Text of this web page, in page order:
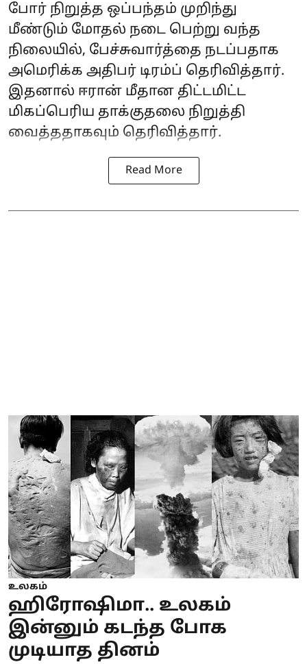
போர் நிறுத்த ஒப்பந்தம் முறிந்து
மீண்டும் மோதல் நடை பெற்று வந்த
நிலையில், பேச்சுவார்த்தை நடப்பதாக
அமெரிக்க அதிபர் டிரம்ப் தெரிவித்தார்.
இதனால் ஈரான் மீதான திட்டமிட்ட
மிகப்பெரிய தாக்குதலை நிறுத்தி
வைத்ததாகவும் தெரிவித்தார்.
Read More
உலகம்
ஹிரோஷிமா.. உலகம்
இன்னும் கடந்த போக
முடியாத தினம்